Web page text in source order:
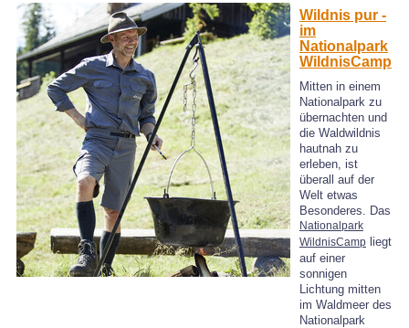
Wildnis pur -
im
Nationalpark
WildnisCamp
Mitten in einem
Nationalpark zu
übernachten und
die Waldwildnis
hautnah zu
erleben, ist
überall auf der
Welt etwas
Besonderes. Das
Nationalpark
WildnisCampliegt
auf einer
sonnigen
Lichtung mitten
im Waldmeer des
Nationalpark